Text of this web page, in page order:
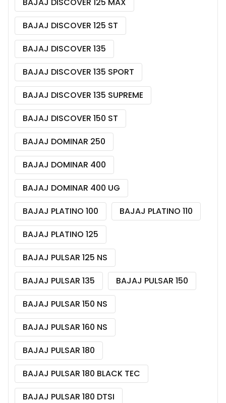
BAJAJ DISCOVER 125 ST
BAJAJ DISCOVER 135
BAJAJ DISCOVER 135 SPORT
BAJAJ DISCOVER 135 SUPREME
BAJAJ DISCOVER 150 ST
BAJAJ DOMINAR 250
BAJAJ DOMINAR 400
BAJAJ DOMINAR 400 UG
BAJAJ PLATINO 100
BAJAJ PLATINO 110
BAJAJ PLATINO 125
BAJAJ PULSAR 125 NS
BAJAJ PULSAR 135
BAJAJ PULSAR 150
BAJAJ PULSAR 150 NS
BAJAJ PULSAR 160 NS
BAJAJ PULSAR 180
BAJAJ PULSAR 180 BLACK TEC
BAJAJ PULSAR 180 DTSI